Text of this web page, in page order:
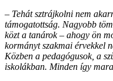
– Tehát sztrájkolni nem
támogatottság. Nagyobb
közt a tanárok – ahogy ön
kormányt szakmai érvekkel
Közben a pedagógusok, a
iskolákban. Minden így